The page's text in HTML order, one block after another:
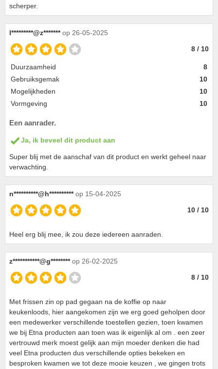
scherper.
l*********@z******* op 26-05-2025
8 / 10
Duurzaamheid
8
Gebruiksgemak
10
Mogelijkheden
10
Vormgeving
10
Een aanrader.
Ja, ik beveel dit product aan
Super blij met de aanschaf van dit product en werkt geheel naar
verwachting.
n**********@h********** op 15-04-2025
10 / 10
Heel erg blij mee, ik zou deze iedereen aanraden.
z***********@g******** op 26-02-2025
8 / 10
Met frissen zin op pad gegaan na de koffie op naar
keukenloods, hier aangekomen zijn we erg goed geholpen door
een medewerker verschillende toestellen gezien, toen kwamen
we bij Etna producten aan toen was ik eigenlijk al om . een zeer
vertrouwd merk moest gelijk aan mijn moeder denken die had
veel Etna producten dus verschillende opties bekeken en
besproken kwamen we tot deze mooie keuzen , we gingen trots